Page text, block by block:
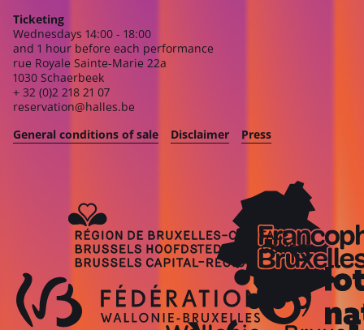
Ticketing
Wednesdays 14:00 - 18:00
and 1 hour before each performance
rue Royale Sainte-Marie 22a
1030 Schaerbeek
+ 32 (0)2 218 21 07
reservation@halles.be
General conditions of sale
Disclaimer Press